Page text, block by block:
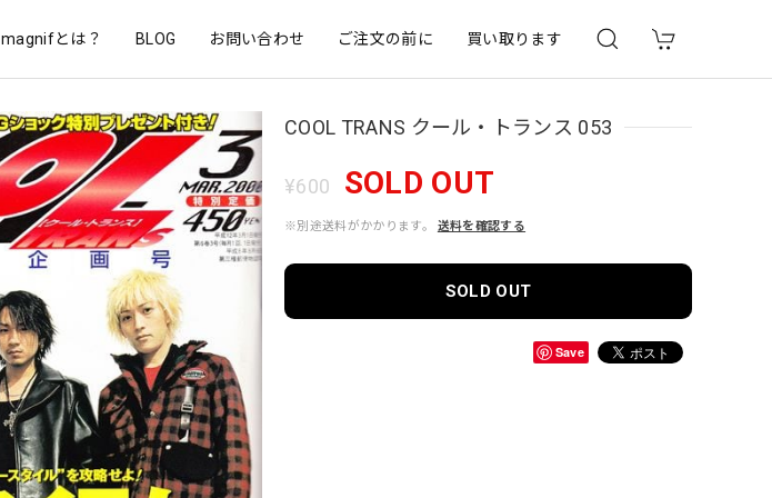
magnifとは？ BLOG お問い合わせ ご注文の前に 買い取ります
COOL TRANS クール・トランス 053
¥600 SOLD OUT
※別途送料がかかります。 送料を確認する
SOLD OUT
Save